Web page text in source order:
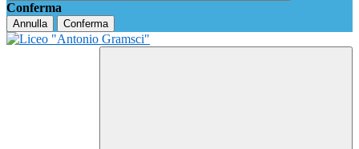
Conferma
Annulla Conferma